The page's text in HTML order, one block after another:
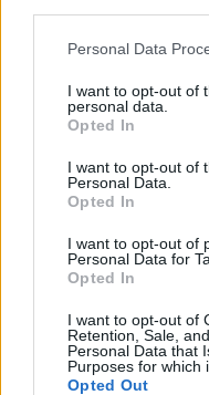
Please note that this
not limited to your visit
grant or deny consent
use your data for below
consent section.
Personal Data
I want to opt-out of
personal data.
Opted In
I want to opt-out of
Personal Data.
Opted In
I want to opt-out of
Personal Data for
Opted In
I want to opt-out of
Retention, Sale,
Personal Data that
Purposes for which
Opted Out
2) Emésztési
-puffadás
-gázképződés
Ez sokszor javul, ha
egyszerre eszel sok
3) Vesekő-